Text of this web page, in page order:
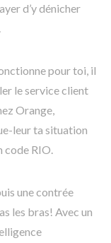
d’y dénicher
pour toi, il
le service client
Orange,
leur ta situation
code RIO.
une contrée
les bras! Avec un